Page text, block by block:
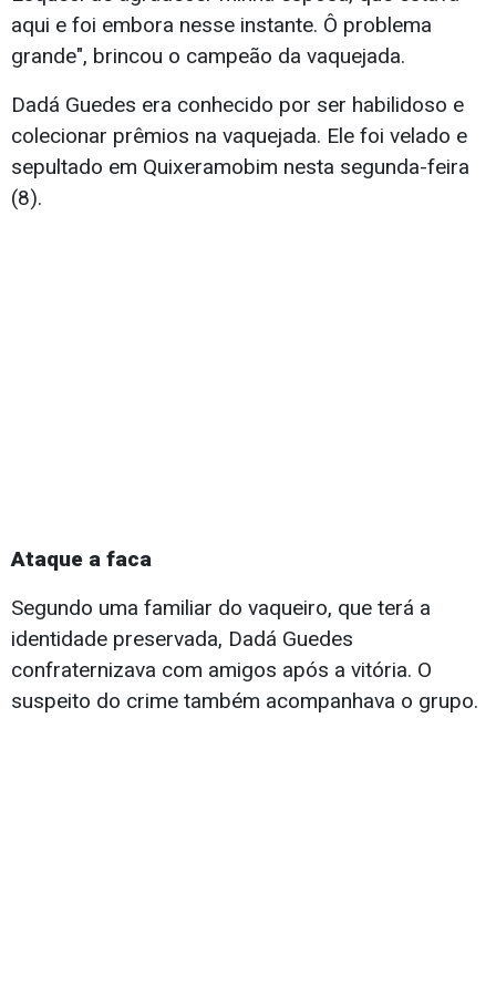
aqui e foi embora nesse instante. Ô problema
grande", brincou o campeão da vaquejada.
Dadá Guedes era conhecido por ser habilidoso e
colecionar prêmios na vaquejada. Ele foi velado e
sepultado em Quixeramobim nesta segunda-feira
(8).
Ataque a faca
Segundo uma familiar do vaqueiro, que terá a
identidade preservada, Dadá Guedes
confraternizava com amigos após a vitória. O
suspeito do crime também acompanhava o grupo.